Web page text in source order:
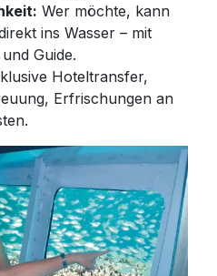
Wer möchte, kann
ins Wasser – mit
Guide.
Hoteltransfer,
Erfrischungen an